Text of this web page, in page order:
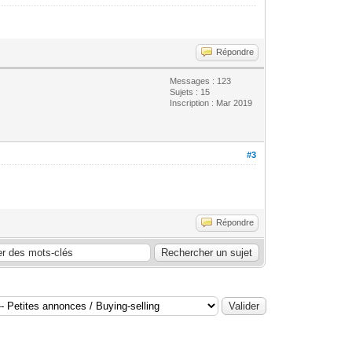
Répondre
Messages : 123
Sujets : 15
Inscription : Mar 2019
#3
Répondre